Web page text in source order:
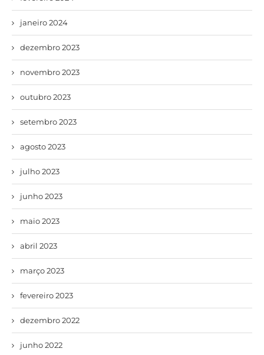
janeiro 2024
dezembro 2023
novembro 2023
outubro 2023
setembro 2023
agosto 2023
julho 2023
junho 2023
maio 2023
abril 2023
março 2023
fevereiro 2023
dezembro 2022
junho 2022